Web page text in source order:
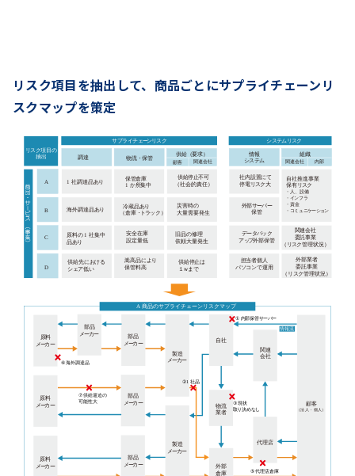
リスク項目を抽出して、商品ごとにサプライチェーンリ
スクマップを策定